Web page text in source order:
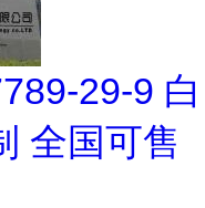
29-9 白
全国可售